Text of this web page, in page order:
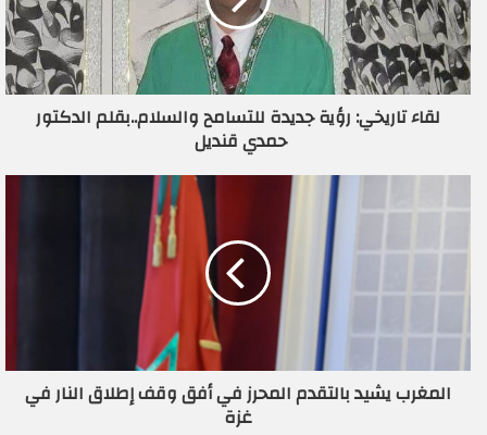
إ
ل
ك
ت
لقاء تاريخي: رؤية جديدة للتسامح والسلام..بقلم الدكتور
حمدي قنديل
المغرب يشيد بالتقدم المحرز في أفق وقف إطلاق النار في
غزة